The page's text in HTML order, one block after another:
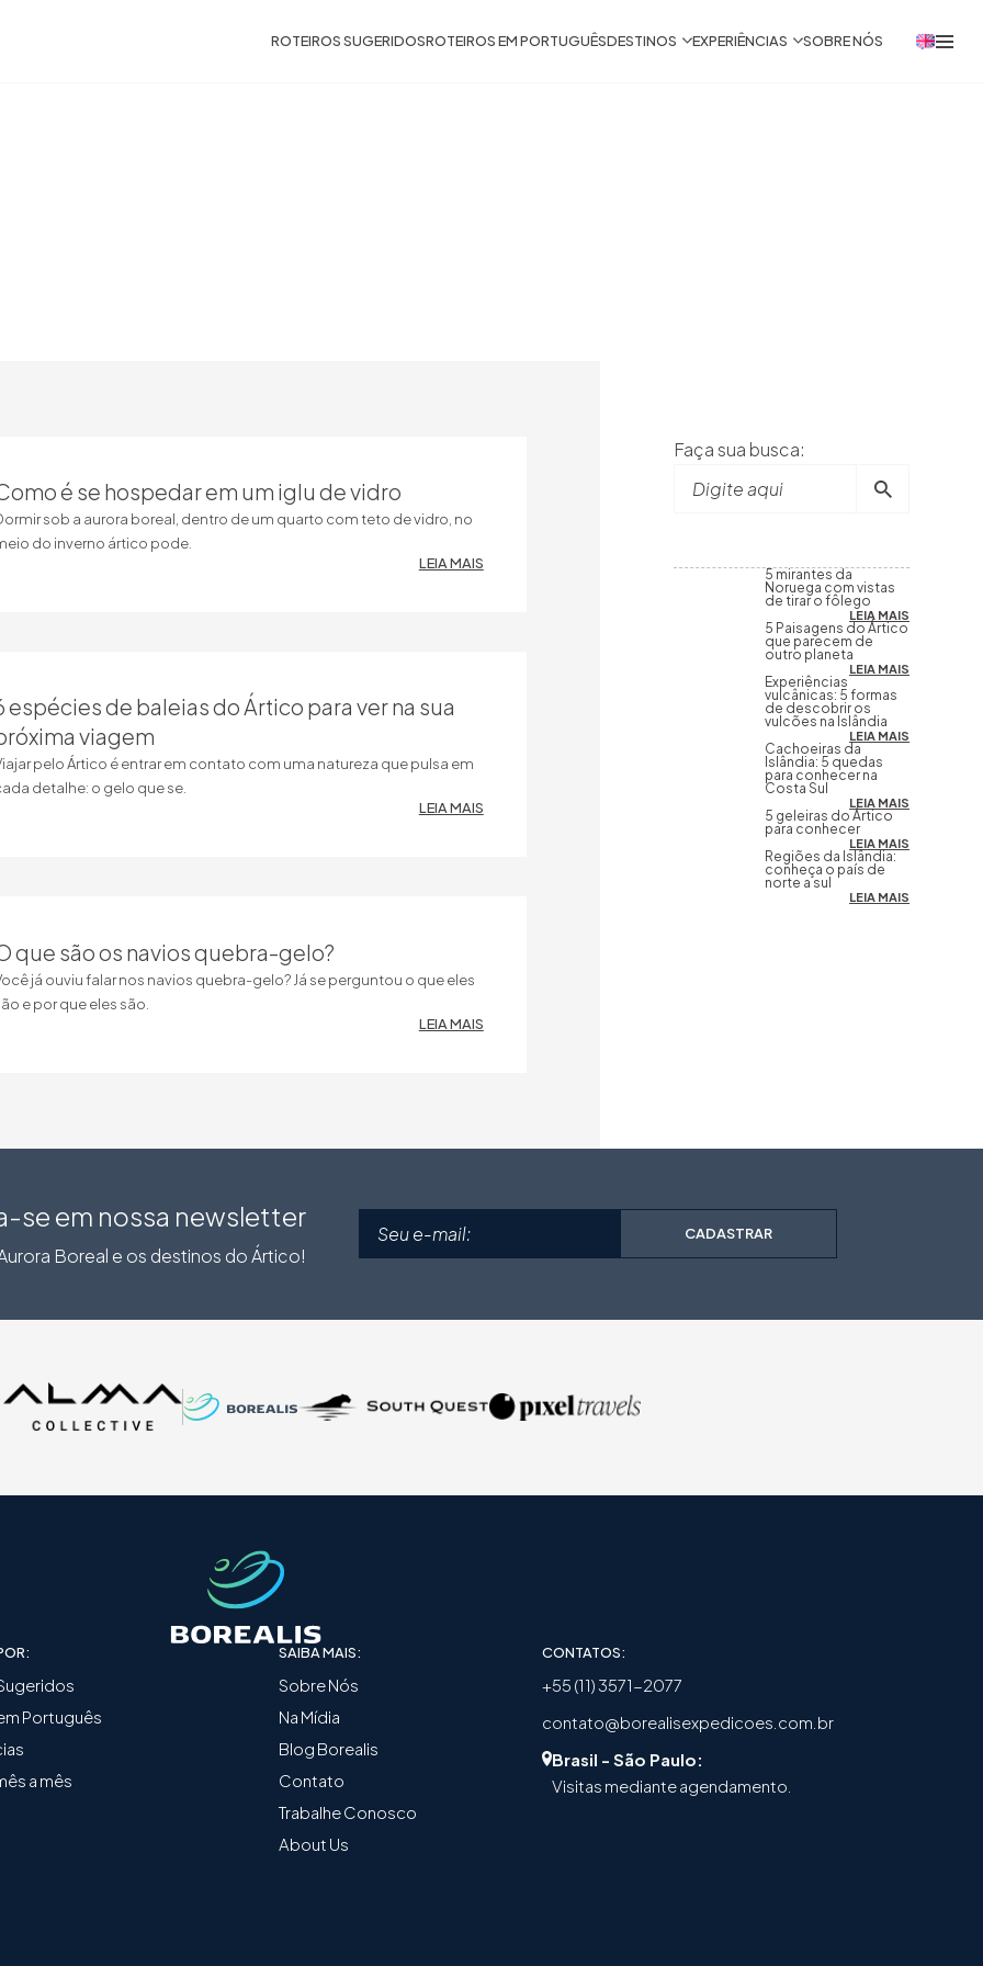
ROTEIROS SUGERIDOSROTEIROS EM PORTUGUÊSDESTINOS EXPERIÊNCIAS SOBRE NÓS
é se hospedar em um iglu de vidro
sob a aurora boreal, dentro de um quarto com teto de vidro, no
do inverno ártico pode.
LEIA MAIS
espécies de baleias do Ártico para ver na sua
viagem
pelo Ártico é entrar em contato com uma natureza que pulsa em
detalhe: o gelo que se.
LEIA MAIS
que são os navios quebra-gelo?
já ouviu falar nos navios quebra-gelo? Já se perguntou o que eles
e por que eles são.
LEIA MAIS
Faça sua busca:
5 mirantes da
Noruega com vistas
de tirar o fôlego
LEIA MAIS
5 Paisagens do Ártico
que parecem de
outro planeta
LEIA MAIS
Experiências
vulcânicas: 5 formas
de descobrir os
vulcões na Islândia
LEIA MAIS
Cachoeiras da
Islândia: 5 quedas
para conhecer na
Costa Sul
LEIA MAIS
5 geleiras do Ártico
para conhecer
LEIA MAIS
Regiões da Islândia:
conheça o país de
norte a sul
LEIA MAIS
se em nossa newsletter
Boreal e os destinos do Ártico!
CADASTRAR
Português
a mês
SAIBA MAIS:
Sobre Nós
Na Mídia
Blog Borealis
Contato
Trabalhe Conosco
About Us
CONTATOS:
+55 (11) 3571-2077
contato@borealisexpedicoes.com.br
Brasil - São Paulo:
Visitas mediante agendamento.